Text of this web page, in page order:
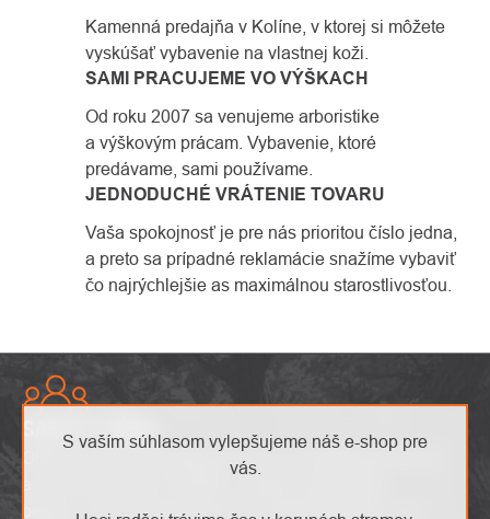
S vaším súhlasom vylepšujeme náš e-shop pre
vás.
Kamenná predajňa v Kolíne, v ktorej si môžete
vyskúšať vybavenie na vlastnej koži.
SAMI PRACUJEME VO VÝŠKACH
Od roku 2007 sa venujeme arboristike
a výškovým prácam. Vybavenie, ktoré
predávame, sami používame.
JEDNODUCHÉ VRÁTENIE TOVARU
Vaša spokojnosť je pre nás prioritou číslo jedna,
a preto sa prípadné reklamácie snažíme vybaviť
čo najrýchlejšie as maximálnou starostlivosťou.
SAFETY ZÓNA
Objavte najnovšie výškové trendy, inovatívne produkty
bezpečnostnými upozorneniami a preskúmajte svet